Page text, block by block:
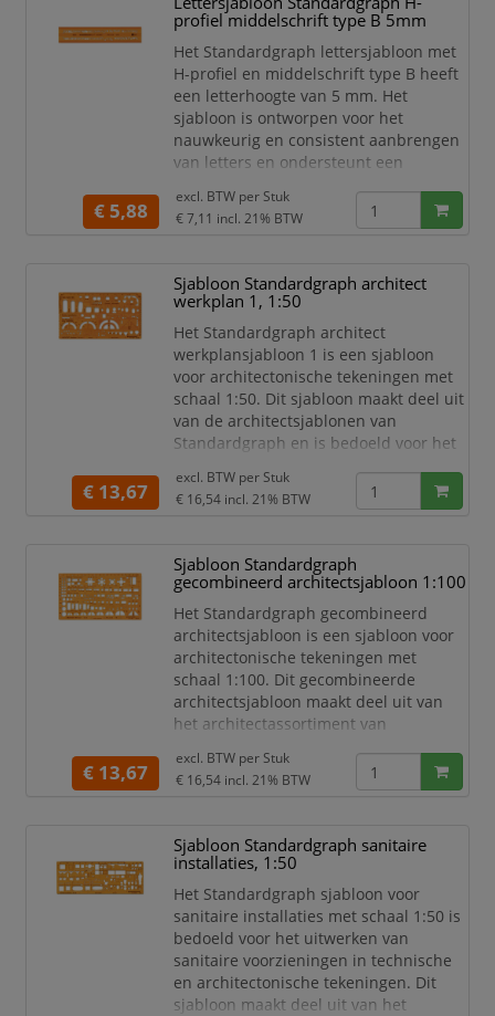
assortiment voor teken- en
sjabloonwerk.
Lettersjabloon
H-profiel
Middelsc
profiel middelschrift type B 5mm
Het Standardgraph lettersjabloon met
H-profiel en middelschrift type B heeft
een letterhoogte van 5 mm. Het
sjabloon is ontworpen voor het
nauwkeurig en consistent aanbrengen
van letters en ondersteunt een
tekenwerk, markeringen en andere
toepassingen waarbij een verzorgde
deel uit van het Standardgraph
assortiment voor teken- en
sjabloonwerk.
Lettersjabloon
H-profiel
Middelschr
€ 5,88
excl. BTW per Stuk
€ 7,11 incl. 21% BTW
Sjabloon Standardgraph architect
werkplan 1, 1:50
Het Standardgraph architect
werkplansjabloon 1 is een sjabloon
voor architectonische tekeningen met
schaal 1:50. Dit sjabloon maakt deel uit
van de architectsjablonen van
Standardgraph en is bedoeld voor het
technische tekeningen op schaal 1:50.
Uitvoering: architect werkplansjabloon
Sjabloon Standardgraph
Architect werkplan 1
Schaal 1:50
Architectsjabloon
Voor architectonische tekeningen
Voor w
€ 13,67
excl. BTW per Stuk
€ 16,54 incl. 21% BTW
Sjabloon Standardgraph
gecombineerd architectsjabloon 1:100
Het Standardgraph gecombineerd
architectsjabloon is een sjabloon voor
architectonische tekeningen met
schaal 1:100. Dit gecombineerde
architectsjabloon maakt deel uit van
het architectassortiment van
uitwerken van tekeningen en plannen
op schaal 1:100. Uitvoering:
schaalverhouding 1:100.
Sjabloon Standardgraph
Gecombineerd architectsjabloon
Schaal 1:100
Architectsjabloon
Voor arch
€ 13,67
excl. BTW per Stuk
€ 16,54 incl. 21% BTW
Sjabloon Standardgraph sanitaire
installaties, 1:50
Het Standardgraph sjabloon voor
sanitaire installaties met schaal 1:50 is
bedoeld voor het uitwerken van
sanitaire voorzieningen in technische
en architectonische tekeningen. Dit
sjabloon maakt deel uit van het